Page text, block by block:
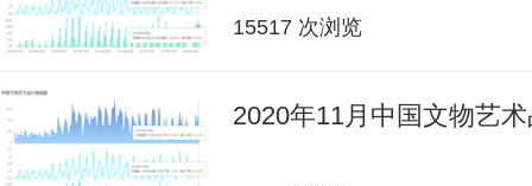
15517 次浏览
2020年11月中国文物艺